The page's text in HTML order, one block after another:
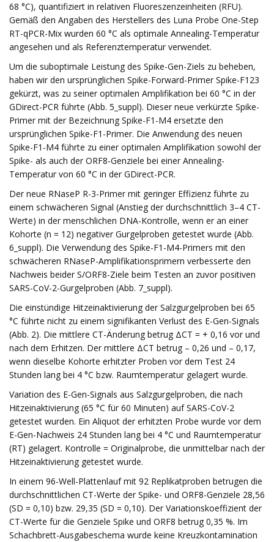
68 °C), quantifiziert in relativen Fluoreszenzeinheiten (RFU).
Gemäß den Angaben des Herstellers des Luna Probe One-Step
RT-qPCR-Mix wurden 60 °C als optimale Annealing-Temperatur
angesehen und als Referenztemperatur verwendet.
Um die suboptimale Leistung des Spike-Gen-Ziels zu beheben,
haben wir den ursprünglichen Spike-Forward-Primer Spike-F123
gekürzt, was zu seiner optimalen Amplifikation bei 60 °C in der
GDirect-PCR führte (Abb. 5_suppl). Dieser neue verkürzte Spike-
Primer mit der Bezeichnung Spike-F1-M4 ersetzte den
ursprünglichen Spike-F1-Primer. Die Anwendung des neuen
Spike-F1-M4 führte zu einer optimalen Amplifikation sowohl der
Spike- als auch der ORF8-Genziele bei einer Annealing-
Temperatur von 60 °C in der GDirect-PCR.
Der neue RNaseP R-3-Primer mit geringer Effizienz führte zu
einem schwächeren Signal (Anstieg der durchschnittlich 3–4 CT-
Werte) in der menschlichen DNA-Kontrolle, wenn er an einer
Kohorte (n = 12) negativer Gurgelproben getestet wurde (Abb.
6_suppl). Die Verwendung des Spike-F1-M4-Primers mit den
schwächeren RNaseP-Amplifikationsprimern verbesserte den
Nachweis beider S/ORF8-Ziele beim Testen an zuvor positiven
SARS-CoV-2-Gurgelproben (Abb. 7_suppl).
Die einstündige Hitzeinaktivierung der Salzgurgelproben bei 65
°C führte nicht zu einem signifikanten Verlust des E-Gen-Signals
(Abb. 2). Die mittlere CT-Änderung betrug ΔCT = + 0,16 vor und
nach dem Erhitzen. Der mittlere ΔCT betrug – 0,26 und – 0,17,
wenn dieselbe Kohorte erhitzter Proben vor dem Test 24
Stunden lang bei 4 °C bzw. Raumtemperatur gelagert wurde.
Variation des E-Gen-Signals aus Salzgurgelproben, die nach
Hitzeinaktivierung (65 °C für 60 Minuten) auf SARS-CoV-2
getestet wurden. Ein Aliquot der erhitzten Probe wurde vor dem
E-Gen-Nachweis 24 Stunden lang bei 4 °C und Raumtemperatur
(RT) gelagert. Kontrolle = Originalprobe, die unmittelbar nach der
Hitzeinaktivierung getestet wurde.
In einem 96-Well-Plattenlauf mit 92 Replikatproben betrugen die
durchschnittlichen CT-Werte der Spike- und ORF8-Genziele 28,56
(SD = 0,10) bzw. 29,35 (SD = 0,10). Der Variationskoeffizient der
CT-Werte für die Genziele Spike und ORF8 betrug 0,35 %. Im
Schachbrett-Ausgabeschema wurde keine Kreuzkontamination